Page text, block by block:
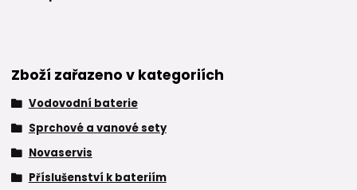
Zboží zařazeno v kategoriích
Vodovodní baterie
Sprchové a vanové sety
Novaservis
Příslušenství k bateriím